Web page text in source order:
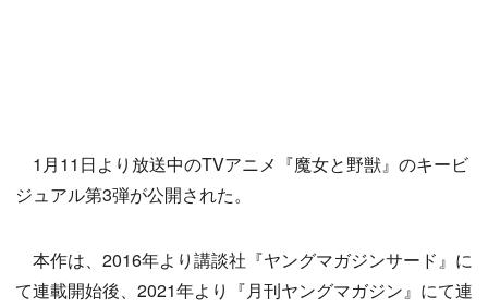
1月11日より放送中のTVアニメ『魔女と野獣』のキービ
ジュアル第3弾が公開された。
本作は、2016年より講談社『ヤングマガジンサード』に
て連載開始後、2021年より『月刊ヤングマガジン』にて連